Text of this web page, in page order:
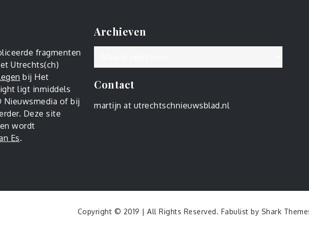
fragmenten
Utrechts(ch)
bij Het
ligt inmiddels
Nieuwsmedia of bij
Deze site
wordt
Es.
Archieven
Contact
martijn at utrechtschnieuwsblad.nl
Copyright © 2019 | All Rights Reserved. Fabulist by Shark